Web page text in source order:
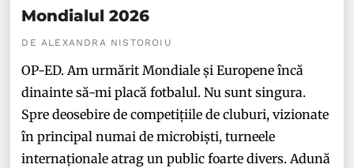
Mondialul 2026
DE ALEXANDRA NISTOROIU
OP-ED. Am urmărit Mondiale și Europene încă
dinainte să-mi placă fotbalul. Nu sunt singura.
Spre deosebire de competițiile de cluburi, vizionate
în principal numai de microbiști, turneele
internaționale atrag un public foarte divers. Adună